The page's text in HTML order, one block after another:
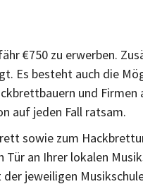
€750 zu erwerben.
Es besteht auch die
und Firmen
auf jeden Fall ratsam.
sowie zum
an Ihrer lokalen
jeweiligen